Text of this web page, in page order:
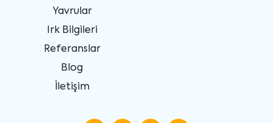
Yavrular
Irk Bilgileri
Referanslar
Blog
İletişim